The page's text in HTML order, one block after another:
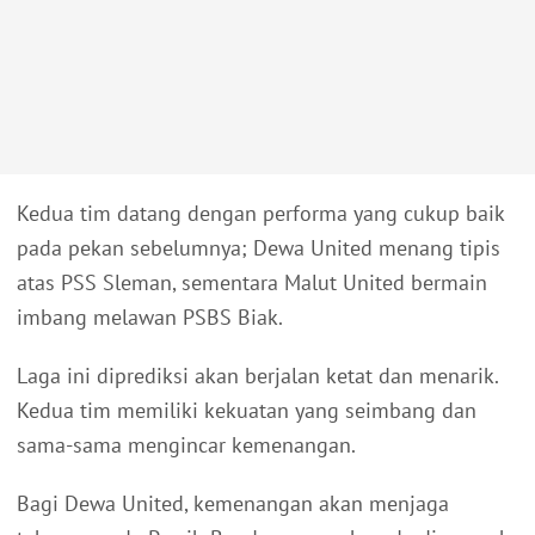
Kedua tim datang dengan performa yang cukup baik
pada pekan sebelumnya; Dewa United menang tipis
atas PSS Sleman, sementara Malut United bermain
imbang melawan PSBS Biak.
Laga ini diprediksi akan berjalan ketat dan menarik.
Kedua tim memiliki kekuatan yang seimbang dan
sama-sama mengincar kemenangan.
Bagi Dewa United, kemenangan akan menjaga